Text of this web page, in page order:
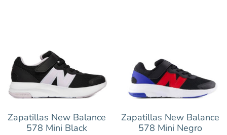
Zapatillas New Balance
578 Mini Black
Zapatillas New Balance
578 Mini Negro